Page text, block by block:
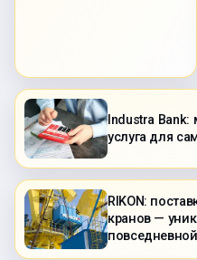
Industra
услуга для
RIKON:
кранов —